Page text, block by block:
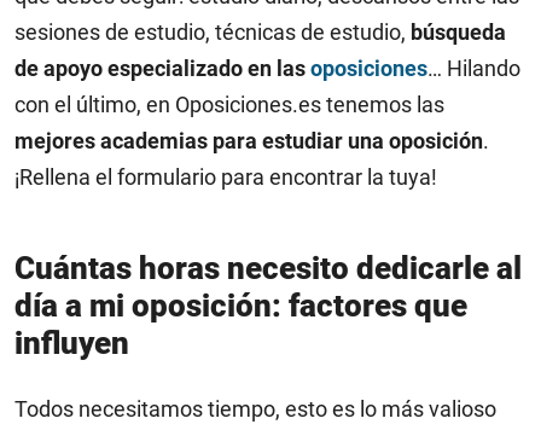
sesiones de estudio, técnicas de estudio, búsqueda
de apoyo especializado en lasoposiciones… Hilando
con el último, en Oposiciones.es tenemos las
mejores academias para estudiar una oposición.
¡Rellena el formulario para encontrar la tuya!
Cuántas horas necesito dedicarle al
día a mi oposición: factores que
influyen
Todos necesitamos tiempo, esto es lo más valioso